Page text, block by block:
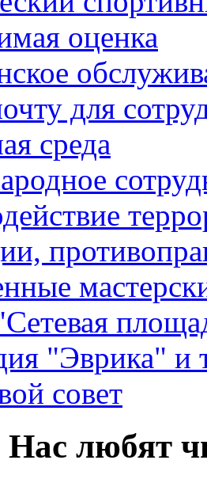
оценка
для
среда
"Эврика" и
совет
любят